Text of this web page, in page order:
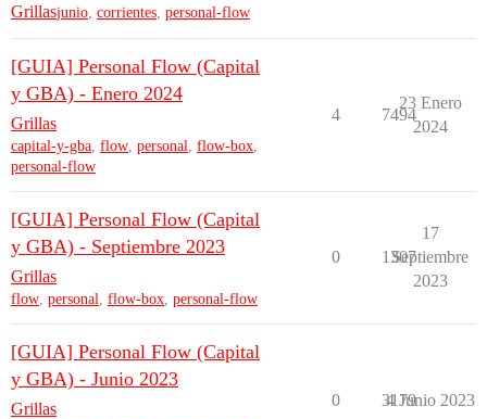
Grillasjunio corrientes personal-flow
[GUIA] Personal Flow (Capital
y GBA) - Enero 2024
Grillas
capital-y-gba, flow, personal, flow-box,
personal-flow
4 7494
23 Enero
2024
[GUIA] Personal Flow (Capital
y GBA) - Septiembre 2023
Grillas
flow, personal, flow-box, personal-flow
0 1307
17
Septiembre
2023
[GUIA] Personal Flow (Capital
y GBA) - Junio 2023
Grillas 0 3179
4 Junio 2023